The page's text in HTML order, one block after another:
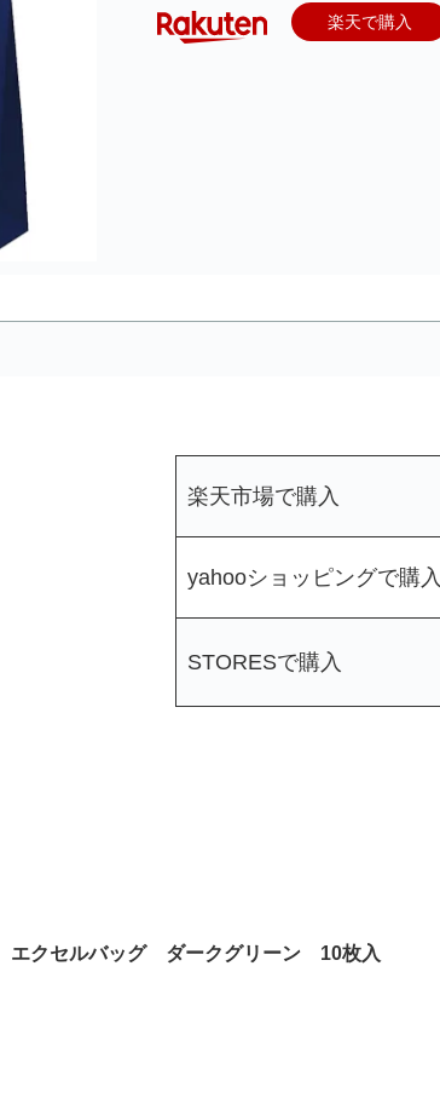
楽天で購入
楽天市場で購入
yahooショッピングで購入
STORESで購入
紙手提げ袋 エクセルバッグ ダークグリーン 10枚入